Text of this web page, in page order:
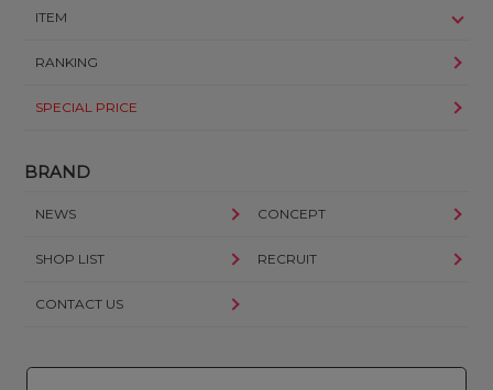
ITEM
RANKING
SPECIAL PRICE
BRAND
NEWS CONCEPT
SHOP LIST RECRUIT
CONTACT US